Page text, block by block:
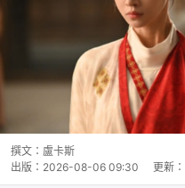
撰文： 盧卡斯
出版： 2026-08-06 09:30 更新：